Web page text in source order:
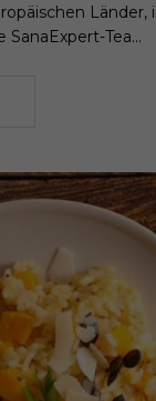
Tea...